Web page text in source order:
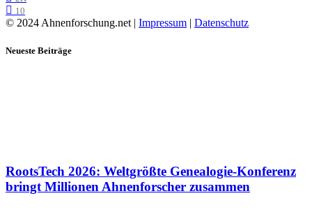
10
© 2024 Ahnenforschung.net | Impressum | Datenschutz
Neueste Beiträge
RootsTech 2026: Weltgrößte Genealogie-Konferenz
bringt Millionen Ahnenforscher zusammen